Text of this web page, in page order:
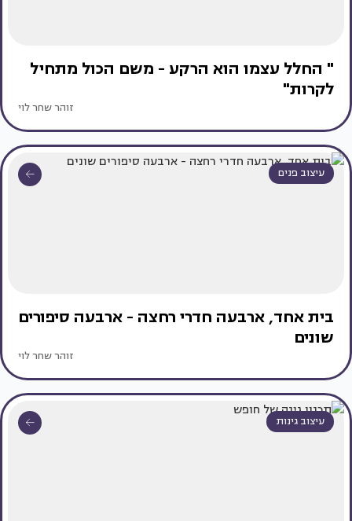
" החלל עצמו הוא הרקע - משם הכול מתחיל
לקרות"
זוהר שחר לוי
עיצוב פנים
בית אחד, ארבעה חדרי רחצה - ארבעה סיפורים
שונים
זוהר שחר לוי
עיצוב גינות